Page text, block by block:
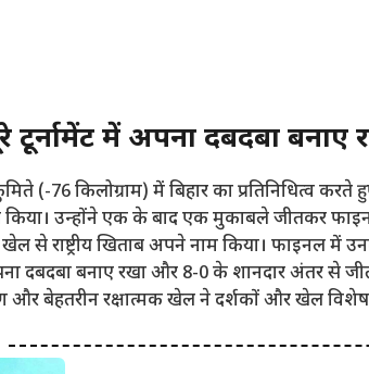
टूर्नामेंट में अपना दबदबा बनाए
(-76 किलोग्राम) में बिहार का प्रतिनिधित्व
किया। उन्होंने एक के बाद एक मुकाबले जीतकर
से राष्ट्रीय खिताब अपने नाम किया। फाइनल में
दबदबा बनाए रखा और 8-0 के शानदार अंतर से
बेहतरीन रक्षात्मक खेल ने दर्शकों और खेल